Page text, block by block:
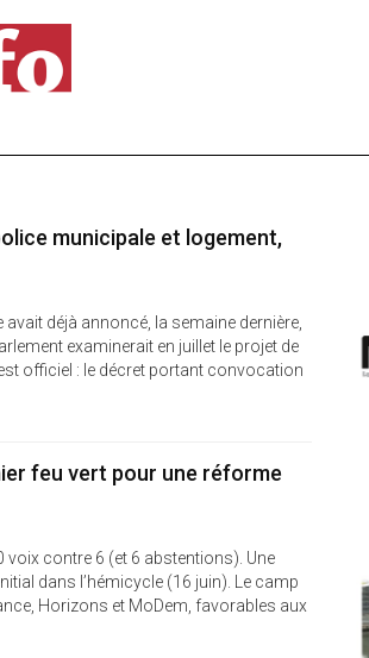
municipale et logement,
avait déjà annoncé, la semaine dernière,
examinerait en juillet le projet de
officiel : le décret portant convocation
feu vert pour une réforme
voix contre 6 (et 6 abstentions). Une
dans l’hémicycle (16 juin). Le camp
Horizons et MoDem, favorables aux